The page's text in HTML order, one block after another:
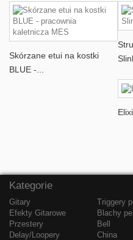
Skórzane etui na kostki
BLUE -...
Kategorie
Gitary
Efekty Gitarowe
Przestery
Delay/Loopery
Triggery
Blachy
Bell
China